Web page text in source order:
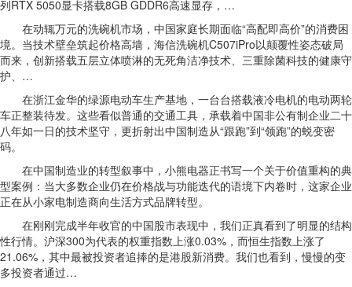
列RTX 5050显卡搭载8GB GDDR6高速显存，…
在动辄万元的洗碗机市场，中国家庭长期面临“高配即高价”的消费困
境。当技术壁垒筑起价格高墙，海信洗碗机C507iPro以颠覆性姿态破局
而来，创新搭载五层立体喷淋的无死角洁净技术、三重除菌科技的健康守
护、…
在浙江金华的绿源电动车生产基地，一台台搭载液冷电机的电动两轮
车正整装待发。这些看似普通的交通工具，承载着中国非公有制企业二十
八年如一日的技术坚守，更折射出中国制造从“跟跑”到“领跑”的蜕变密
码。
在中国制造业的转型叙事中，小熊电器正书写一个关于价值重构的典
型案例：当大多数企业仍在价格战与功能迭代的语境下内卷时，这家企业
正在从小家电制造商向生活方式品牌转型。
在刚刚完成半年收官的中国股市表现中，我们正真看到了明显的结构
性行情。沪深300为代表的权重指数上涨0.03%，而恒生指数上涨了
21.06%，其中最被投资者追捧的是港股新消费。我们也看到，慢慢的变
多投资者通过…